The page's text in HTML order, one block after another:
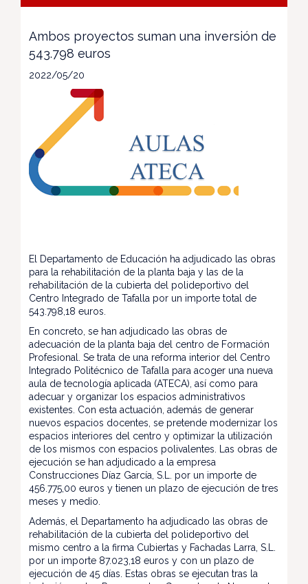
Ambos proyectos suman una inversión de
543.798 euros
2022/05/20
El Departamento de Educación ha adjudicado las obras
para la rehabilitación de la planta baja y las de la
rehabilitación de la cubierta del polideportivo del
Centro Integrado de Tafalla por un importe total de
543.798,18 euros.
En concreto, se han adjudicado las obras de
adecuación de la planta baja del centro de Formación
Profesional. Se trata de una reforma interior del Centro
Integrado Politécnico de Tafalla para acoger una nueva
aula de tecnología aplicada (ATECA), así como para
adecuar y organizar los espacios administrativos
existentes. Con esta actuación, además de generar
nuevos espacios docentes, se pretende modernizar los
espacios interiores del centro y optimizar la utilización
de los mismos con espacios polivalentes. Las obras de
ejecución se han adjudicado a la empresa
Construcciones Díaz García, S.L. por un importe de
456.775,00 euros y tienen un plazo de ejecución de tres
meses y medio.
Además, el Departamento ha adjudicado las obras de
rehabilitación de la cubierta del polideportivo del
mismo centro a la firma Cubiertas y Fachadas Larra, S.L.
por un importe 87.023,18 euros y con un plazo de
ejecución de 45 días. Estas obras se ejecutan tras la